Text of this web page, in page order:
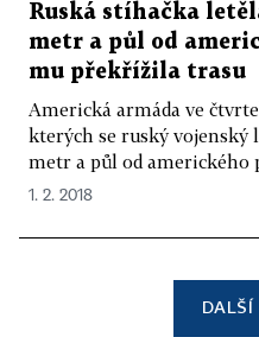
Ruská stíhačka
metr a půl od
mu překřížila trasu
Americká armáda ve
kterých se ruský
metr a půl od amerického
1. 2. 2018
DALŠÍ